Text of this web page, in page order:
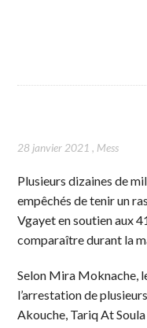
28 janvier 2021 , Mess
Plusieurs dizaines de
empêchés de tenir un
Vgayet en soutien aux
comparaître durant la
Selon Mira Moknache,
l’arrestation de
Akouche, Tariq At